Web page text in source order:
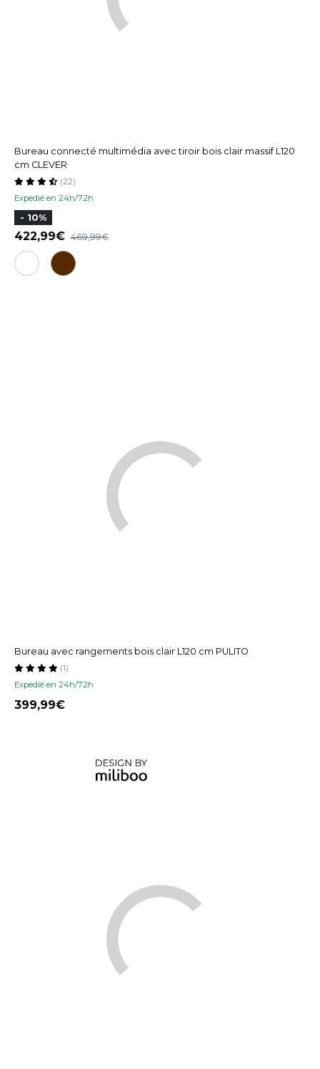
Bureau connecté multimédia avec tiroir bois clair massif L120
cm CLEVER
Expedié en 24h/72h
(22)
- 10%
422,99 469,99
Bureau avec rangements bois clair L120 cm PULITO
Expedié en 24h/72h
(1)
399,99